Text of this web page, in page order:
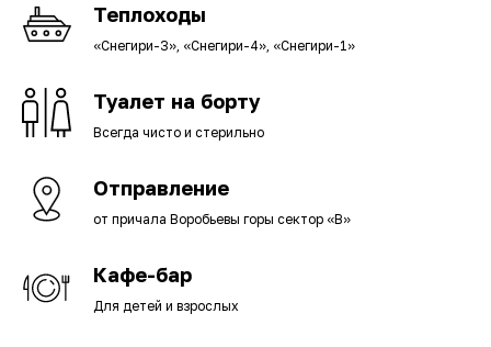
Теплоходы
«Снегири-3», «Снегири-4», «Снегири-1»
Туалет на борту
Всегда чисто и стерильно
Отправление
от причала Воробьевы горы сектор «B»
Кафе-бар
Для детей и взрослых